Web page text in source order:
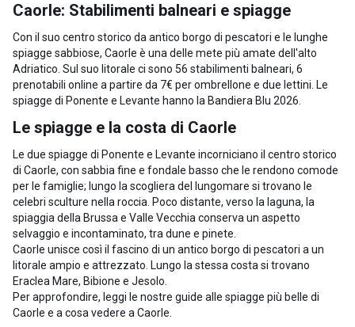
Caorle: Stabilimenti balneari e spiagge
Con il suo centro storico da antico borgo di pescatori e le lunghe
spiagge sabbiose, Caorle è una delle mete più amate dell'alto
Adriatico. Sul suo litorale ci sono 56 stabilimenti balneari, 6
prenotabili online a partire da 7€ per ombrellone e due lettini. Le
spiagge di Ponente e Levante hanno la Bandiera Blu 2026.
Le spiagge e la costa di Caorle
Le due spiagge di Ponente e Levante incorniciano il centro storico
di Caorle, con sabbia fine e fondale basso che le rendono comode
per le famiglie; lungo la scogliera del lungomare si trovano le
celebri sculture nella roccia. Poco distante, verso la laguna, la
spiaggia della Brussa e Valle Vecchia conserva un aspetto
selvaggio e incontaminato, tra dune e pinete.
Caorle unisce così il fascino di un antico borgo di pescatori a un
litorale ampio e attrezzato. Lungo la stessa costa si trovano
Eraclea Mare, Bibione e Jesolo
Per approfondire, leggi le nostre guide alle spiagge più belle di
Caorle e a cosa vedere a Caorle